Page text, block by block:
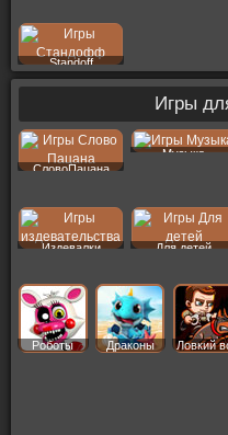
Standoff
Игры
СловоПацана
Музыка
Издевалки
Для детей
Роботы Драконы Ловкий